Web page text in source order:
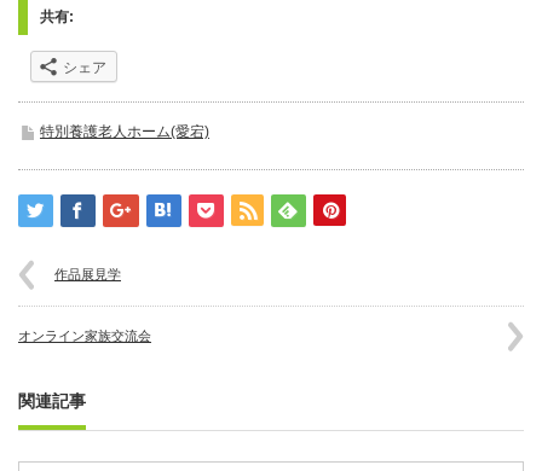
共有:
シェア
特別養護老人ホーム(愛宕)
作品展見学
オンライン家族交流会
関連記事